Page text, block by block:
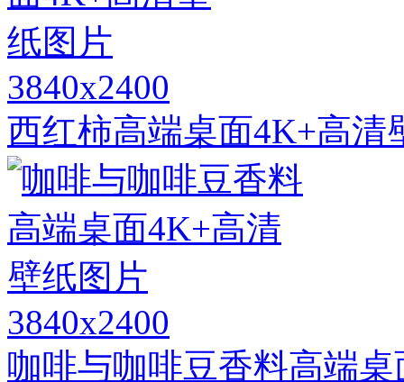
3840x2400
西红柿高端桌面4K+高清
3840x2400
咖啡与咖啡豆香料高端